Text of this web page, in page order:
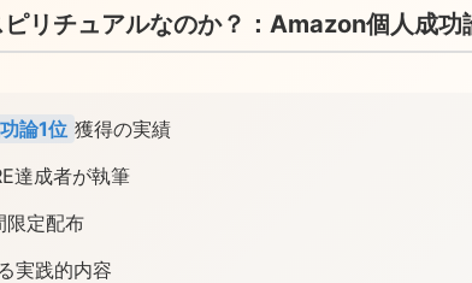
リチュアルなのか？：Amazon個人成功
論1位 獲得の実績
達成者が執筆
限定配布
実践的内容